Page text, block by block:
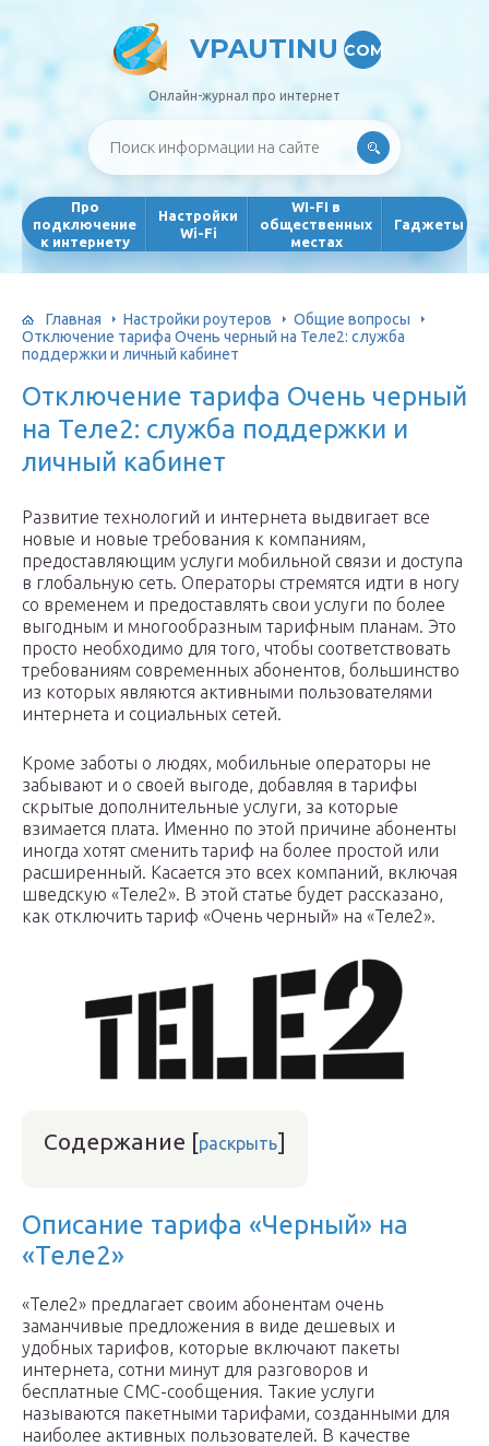
VPAUTINU COM
Онлайн-журнал про интернет
Про
подключение
к интернету
Настройки
Wi-Fi
WI-FI в
общественных
местах
Гаджеты
Главная Настройки роутеров
Общие вопросы
Отключение тарифа Очень черный на Теле2: служба
поддержки и личный кабинет
Отключение тарифа Очень черный
на Теле2: служба поддержки и
личный кабинет
Развитие технологий и интернета выдвигает все
новые и новые требования к компаниям,
предоставляющим услуги мобильной связи и доступа
в глобальную сеть. Операторы стремятся идти в ногу
со временем и предоставлять свои услуги по более
выгодным и многообразным тарифным планам. Это
просто необходимо для того, чтобы соответствовать
требованиям современных абонентов, большинство
из которых являются активными пользователями
интернета и социальных сетей.
Кроме заботы о людях, мобильные операторы не
забывают и о своей выгоде, добавляя в тарифы
скрытые дополнительные услуги, за которые
взимается плата. Именно по этой причине абоненты
иногда хотят сменить тариф на более простой или
расширенный. Касается это всех компаний, включая
шведскую «Теле2». В этой статье будет рассказано,
как отключить тариф «Очень черный» на «Теле2».
Содержание [раскрыть]
Описание тарифа «Черный» на
«Теле2»
«Теле2» предлагает своим абонентам очень
заманчивые предложения в виде дешевых и
удобных тарифов, которые включают пакеты
интернета, сотни минут для разговоров и
бесплатные СМС-сообщения. Такие услуги
называются пакетными тарифами, созданными для
наиболее активных пользователей. В качестве